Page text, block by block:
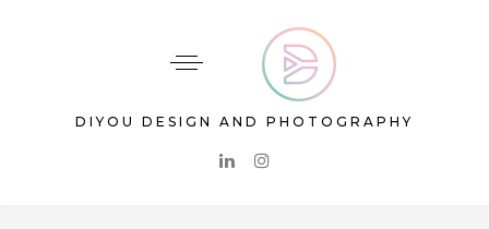
DIYOU DESIGN AND PHOTOGRAPHY